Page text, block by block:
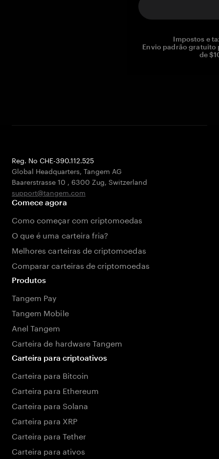
Impostos e
Envio padrão gratuito
de
Reg. No CHE-390.112.525
Global Headquarters, Tangem AG
Baarerstrasse 10 , 6300 Zug, Switzerland
support@tangem.com
Comece agora
Como começar com criptomoedas
O que é uma carteira fria?
Melhores carteiras de criptomoedas
Comparar carteiras de criptomoedas
Produtos
Tangem Pay
Tangem Mobile
Anel Tangem
Carteira de hardware Tangem
Carteira para criptoativos
Carteira para Bitcoin
Carteira para Ethereum
Carteira para Solana
Carteira para XRP
Carteira para Tether
Carteira para ativos